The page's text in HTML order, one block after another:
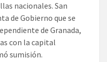
nacionales. San
de Gobierno que se
de Granada,
con la capital
sumisión.